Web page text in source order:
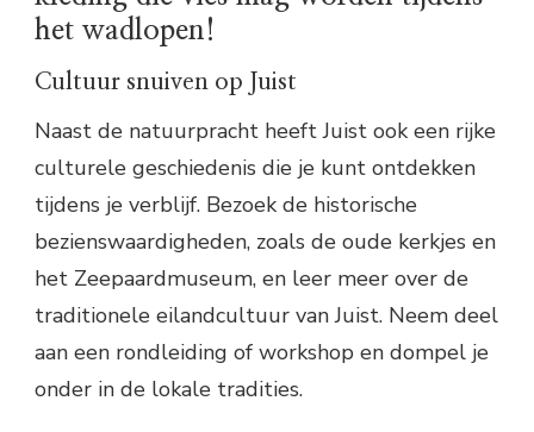
het wadlopen!
Cultuur snuiven op Juist
Naast de natuurpracht heeft Juist ook een rijke
culturele geschiedenis die je kunt ontdekken
tijdens je verblijf. Bezoek de historische
bezienswaardigheden, zoals de oude kerkjes en
het Zeepaardmuseum, en leer meer over de
traditionele eilandcultuur van Juist. Neem deel
aan een rondleiding of workshop en dompel je
onder in de lokale tradities.